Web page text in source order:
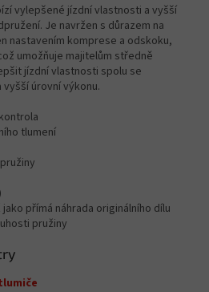
vylepšené jízdní vlastnosti a vyšší
Je navržen s důrazem na
nastavením komprese a odskoku,
umožňuje majitelům středně
jízdní vlastnosti spolu se
úrovní výkonu.
tlumení
přímá náhrada originálního dílu
pružiny